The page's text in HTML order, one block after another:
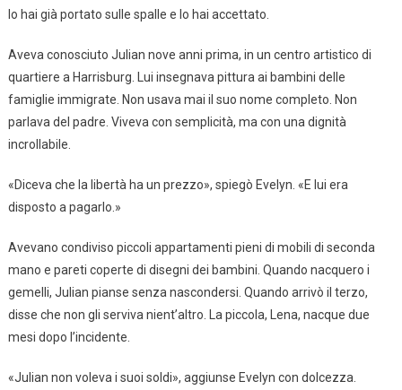
lo hai già portato sulle spalle e lo hai accettato.
Aveva conosciuto Julian nove anni prima, in un centro artistico di
quartiere a Harrisburg. Lui insegnava pittura ai bambini delle
famiglie immigrate. Non usava mai il suo nome completo. Non
parlava del padre. Viveva con semplicità, ma con una dignità
incrollabile.
«Diceva che la libertà ha un prezzo», spiegò Evelyn. «E lui era
disposto a pagarlo.»
Avevano condiviso piccoli appartamenti pieni di mobili di seconda
mano e pareti coperte di disegni dei bambini. Quando nacquero i
gemelli, Julian pianse senza nascondersi. Quando arrivò il terzo,
disse che non gli serviva nient’altro. La piccola, Lena, nacque due
mesi dopo l’incidente.
«Julian non voleva i suoi soldi», aggiunse Evelyn con dolcezza.